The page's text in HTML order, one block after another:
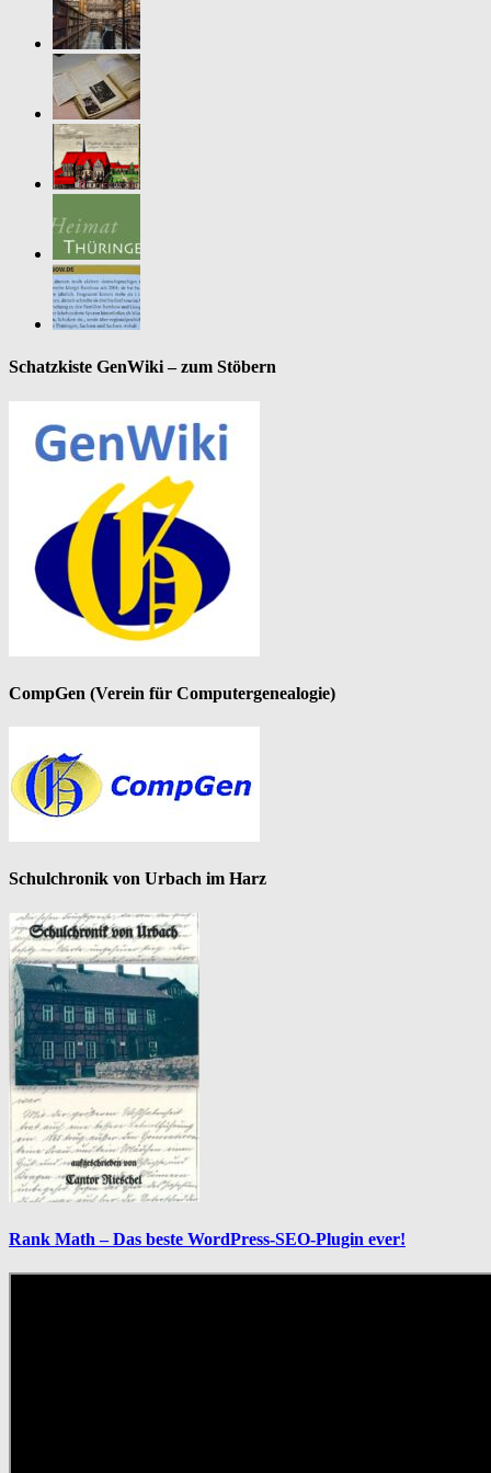
Schatzkiste GenWiki – zum Stöbern
CompGen (Verein für Computergenealogie)
Schulchronik von Urbach im Harz
Rank Math – Das beste WordPress-SEO-Plugin ever!